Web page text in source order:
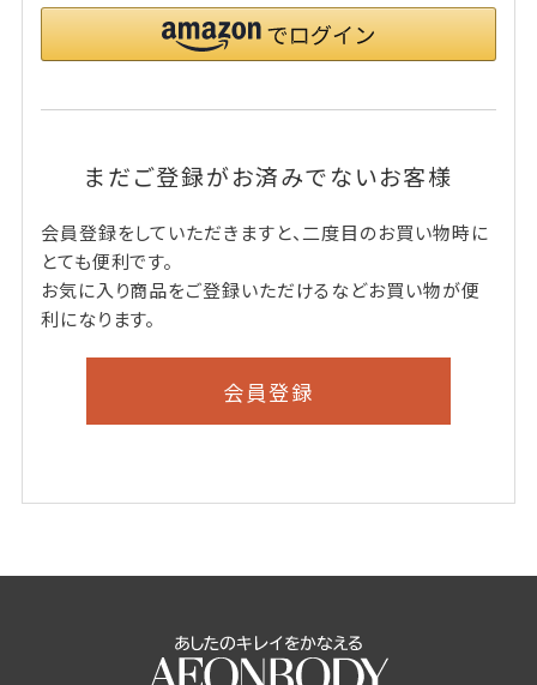
まだご登録がお済みでないお客様
会員登録をしていただきますと、二度目のお買い物時に
とても便利です。
お気に入り商品をご登録いただけるなどお買い物が便
利になります。
会員登録